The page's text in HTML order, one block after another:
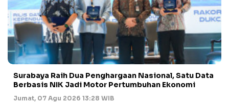
Surabaya Raih Dua Penghargaan Nasional, Satu Data
Berbasis NIK Jadi Motor Pertumbuhan Ekonomi
Jumat, 07 Agu 2026 13:28 WIB